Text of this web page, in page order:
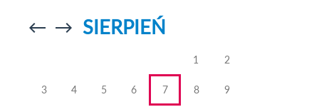
Przejdź doPrzejdź do
SIERPIEŃ
1 2
3 4 5 6 7 8 9